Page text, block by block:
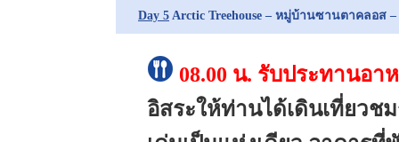
Day 5 Arctic Treehouse – หมู่บ้านซานตาคลอส –
08.00 น. รับประทานอา
อิสระให้ท่านได้เดินเที่ยวช